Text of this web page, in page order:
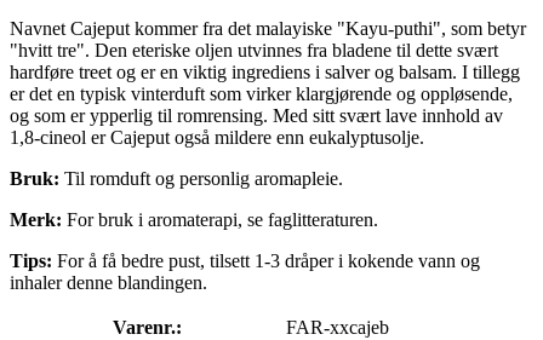
Navnet Cajeput kommer fra det malayiske "Kayu-puthi", som betyr
"hvitt tre". Den eteriske oljen utvinnes fra bladene til dette svært
hardføre treet og er en viktig ingrediens i salver og balsam. I tillegg
er det en typisk vinterduft som virker klargjørende og oppløsende,
og som er ypperlig til romrensing. Med sitt svært lave innhold av
1,8-cineol er Cajeput også mildere enn eukalyptusolje.
Bruk: Til romduft og personlig aromapleie.
Merk: For bruk i aromaterapi, se faglitteraturen.
Tips: For å få bedre pust, tilsett 1-3 dråper i kokende vann og
inhaler denne blandingen.
Varenr.:
FAR-xxcajeb